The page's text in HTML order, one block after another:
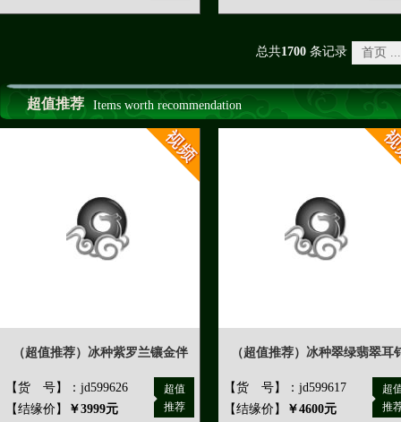
总共1700条记录 首页 ...
超值推荐 Items worth recommendation
（超值推荐）冰种紫罗兰镶金伴
【货 号】：jd599626
【结缘价】
￥3999元
超值
推荐
（超值推荐）冰种翠绿翡翠耳
【货 号】：jd599617
【结缘价】
￥4600元
超
推